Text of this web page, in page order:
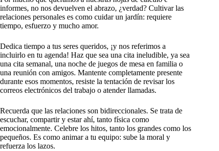
informes, no nos devuelven el abrazo, ¿verdad? Cultivar las
relaciones personales es como cuidar un jardín: requiere
tiempo, esfuerzo y mucho amor.
Dedica tiempo a tus seres queridos, ¡y nos referimos a
incluirlo en tu agenda! Haz que sea una cita ineludible, ya sea
una cita semanal, una noche de juegos de mesa en familia o
una reunión con amigos. Mantente completamente presente
durante esos momentos, resiste la tentación de revisar los
correos electrónicos del trabajo o atender llamadas.
Recuerda que las relaciones son bidireccionales. Se trata de
escuchar, compartir y estar ahí, tanto física como
emocionalmente. Celebre los hitos, tanto los grandes como los
pequeños. Es como animar a tu equipo: sube la moral y
refuerza los lazos.